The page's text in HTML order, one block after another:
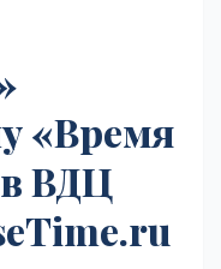
«Время
ВДЦ